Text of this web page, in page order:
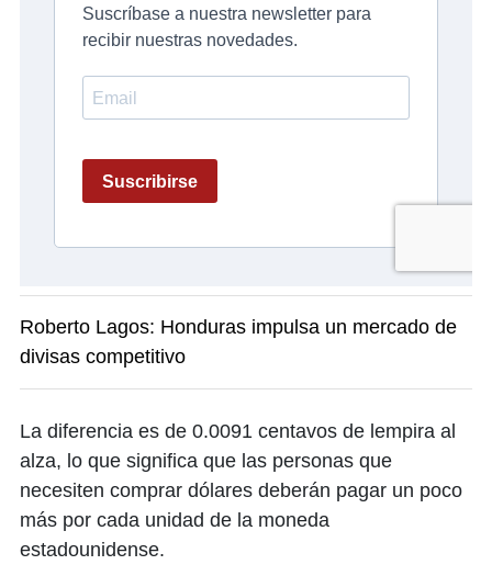
Roberto Lagos: Honduras impulsa un mercado de
divisas competitivo
La diferencia es de 0.0091 centavos de lempira al
alza, lo que significa que las personas que
necesiten comprar dólares deberán pagar un poco
más por cada unidad de la moneda
estadounidense.